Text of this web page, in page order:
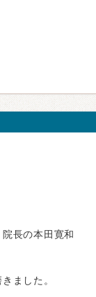
長の本田寛和
ました。